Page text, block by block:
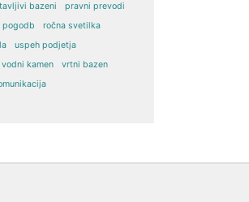
bazeni
pravni prevodi
pogodb
ročna svetilka
uspeh podjetja
vodni kamen
vrtni bazen